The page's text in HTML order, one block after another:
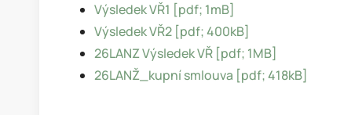
Výsledek VŘ1 [pdf; 1mB]
Výsledek VŘ2 [pdf; 400kB]
26LANZ Výsledek VŘ [pdf; 1MB]
26LANŽ_kupní smlouva [pdf; 418kB]